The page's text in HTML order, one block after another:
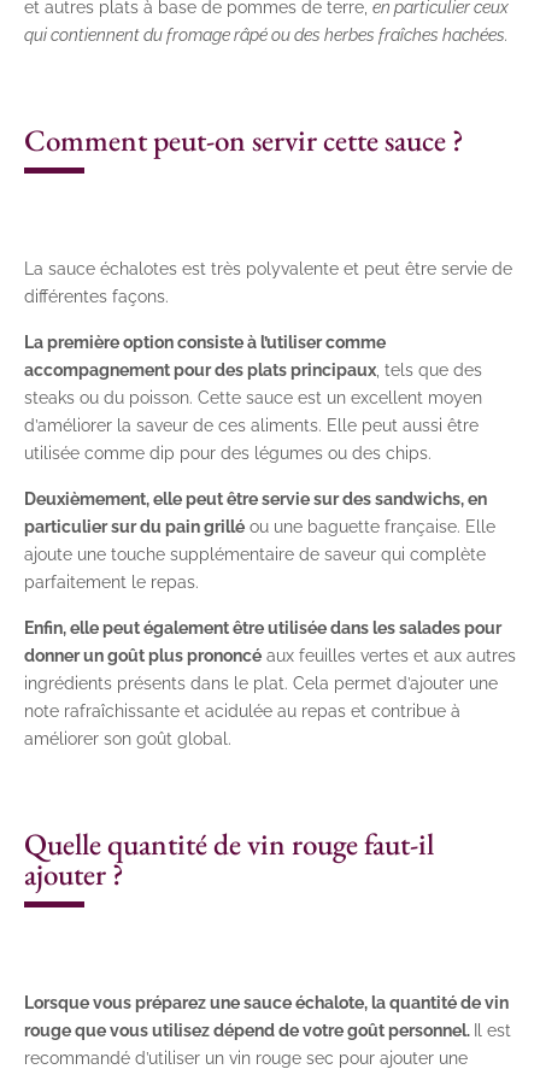
et autres plats à base de pommes de terre, en particulier ceux
qui contiennent du fromage râpé ou des herbes fraîches hachées.
Comment peut-on servir cette sauce ?
La sauce échalotes est très polyvalente et peut être servie de
différentes façons.
La première option consiste à l’utiliser comme
accompagnement pour des plats principaux , tels que des
steaks ou du poisson. Cette sauce est un excellent moyen
d’améliorer la saveur de ces aliments. Elle peut aussi être
utilisée comme dip pour des légumes ou des chips.
Deuxièmement, elle peut être servie sur des sandwichs, en
particulier sur du pain grillé ou une baguette française. Elle
ajoute une touche supplémentaire de saveur qui complète
parfaitement le repas.
Enfin, elle peut également être utilisée dans les salades pour
donner un goût plus prononcé aux feuilles vertes et aux autres
ingrédients présents dans le plat. Cela permet d’ajouter une
note rafraîchissante et acidulée au repas et contribue à
améliorer son goût global.
Quelle quantité de vin rouge faut-il
ajouter ?
Lorsque vous préparez une sauce échalote, la quantité de vin
rouge que vous utilisez dépend de votre goût personnel.
Il est
recommandé d’utiliser un vin rouge sec pour ajouter une